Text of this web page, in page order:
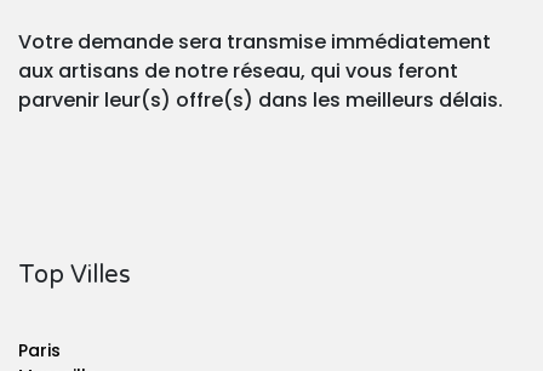
Votre demande sera transmise immédiatement
aux artisans de notre réseau, qui vous feront
parvenir leur(s) offre(s) dans les meilleurs délais.
Top Villes
Paris